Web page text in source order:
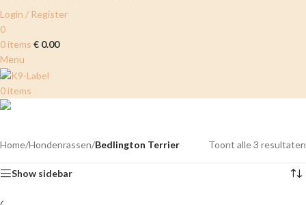
Login / Register
0
0 items € 0.00
Menu
0 items
Home/Hondenrassen/Bedlington Terrier Toont alle 3 resultaten
Show sidebar